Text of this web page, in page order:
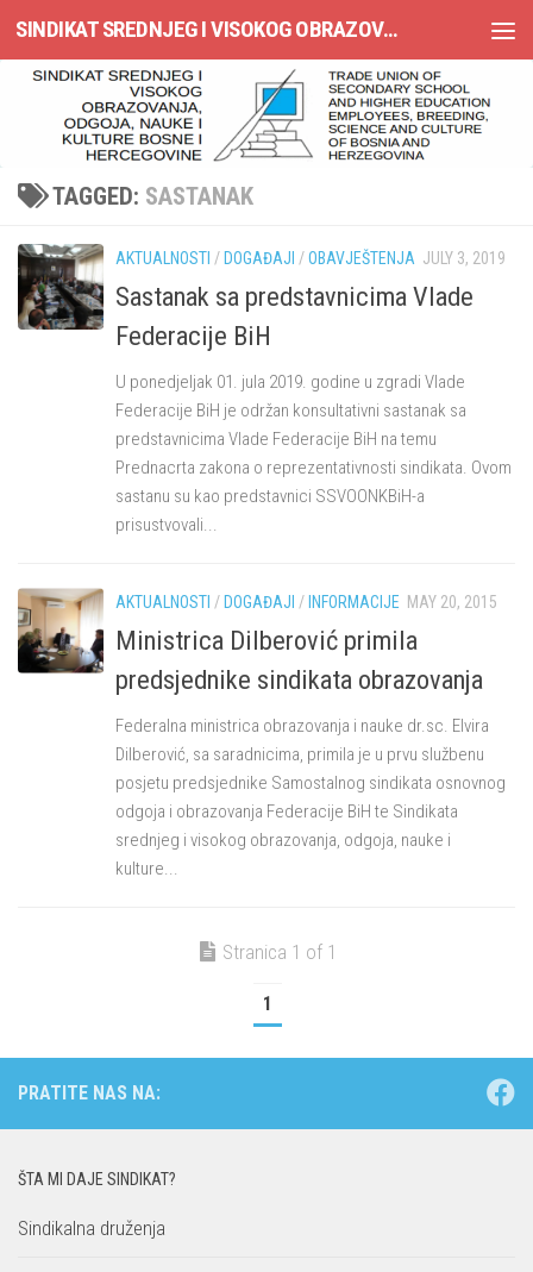
Skip to content SINDIKAT SREDNJEG I VISOKOG OBRAZOVANJA, ODGOJA, NAUKE I KULTURE BOSNE I HERCEGOVINE
TAGGED: SASTANAK
AKTUALNOSTI / DOGAĐAJI /OBAVJEŠTENJA JULY 3, 2019
Sastanak sa predstavnicima Vlade
Federacije BiH
U ponedjeljak 01. jula 2019. godine u zgradi Vlade
Federacije BiH je održan konsultativni sastanak sa
predstavnicima Vlade Federacije BiH na temu
Prednacrta zakona o reprezentativnosti sindikata. Ovom
sastanu su kao predstavnici SSVOONKBiH-a
prisustvovali...
AKTUALNOSTI / DOGAĐAJI / INFORMACIJE MAY 20, 2015
Ministrica Dilberović primila
predsjednike sindikata obrazovanja
Federalna ministrica obrazovanja i nauke dr.sc. Elvira
Dilberović, sa saradnicima, primila je u prvu službenu
posjetu predsjednike Samostalnog sindikata osnovnog
odgoja i obrazovanja Federacije BiH te Sindikata
srednjeg i visokog obrazovanja, odgoja, nauke i
kulture...
Stranica 1 of 1
1
PRATITE NAS NA:
ŠTA MI DAJE SINDIKAT?
Sindikalna druženja